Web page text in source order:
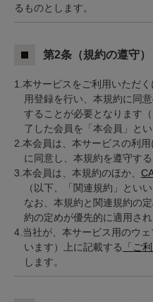
るものとします。
第2条（規約の遵守）
1.本サービスをご利用いただ
用登録を行い、本規約に同
することが必要となります
了した会員を「本会員」とい
2.本会員は、本サービスの利
に同意し、本規約を遵守する
3.本会員は、本規約のほか、
（以下、「関連規約」とい
なお、本規約と関連規約の
約の定めが優先的に適用され
4.当社が、本サービス用のウ
います）上に記載する
「ご
します。